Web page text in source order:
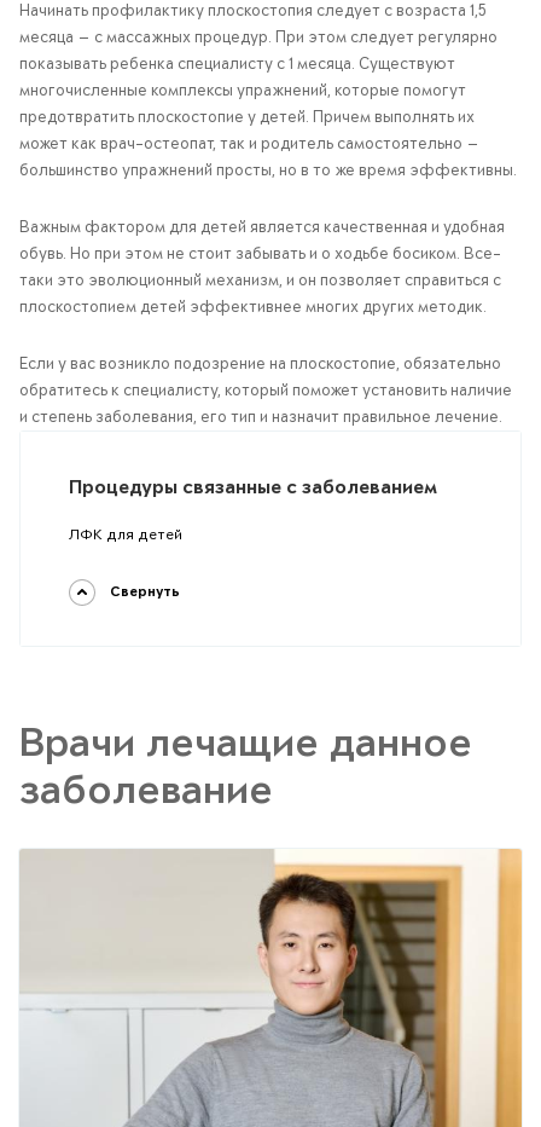
Начинать профилактику плоскостопия следует с возраста 1,5
месяца — с массажных процедур. При этом следует регулярно
показывать ребенка специалисту с 1 месяца. Существуют
многочисленные комплексы упражнений, которые помогут
предотвратить плоскостопие у детей. Причем выполнять их
может как врач-остеопат, так и родитель самостоятельно —
большинство упражнений просты, но в то же время эффективны.
Важным фактором для детей является качественная и удобная
обувь. Но при этом не стоит забывать и о ходьбе босиком. Все-
таки это эволюционный механизм, и он позволяет справиться с
плоскостопием детей эффективнее многих других методик.
Если у вас возникло подозрение на плоскостопие, обязательно
обратитесь к специалисту, который поможет установить наличие
и степень заболевания, его тип и назначит правильное лечение.
Процедуры связанные с заболеванием
ЛФК для детей
Свернуть
Врачи лечащие данное
заболевание